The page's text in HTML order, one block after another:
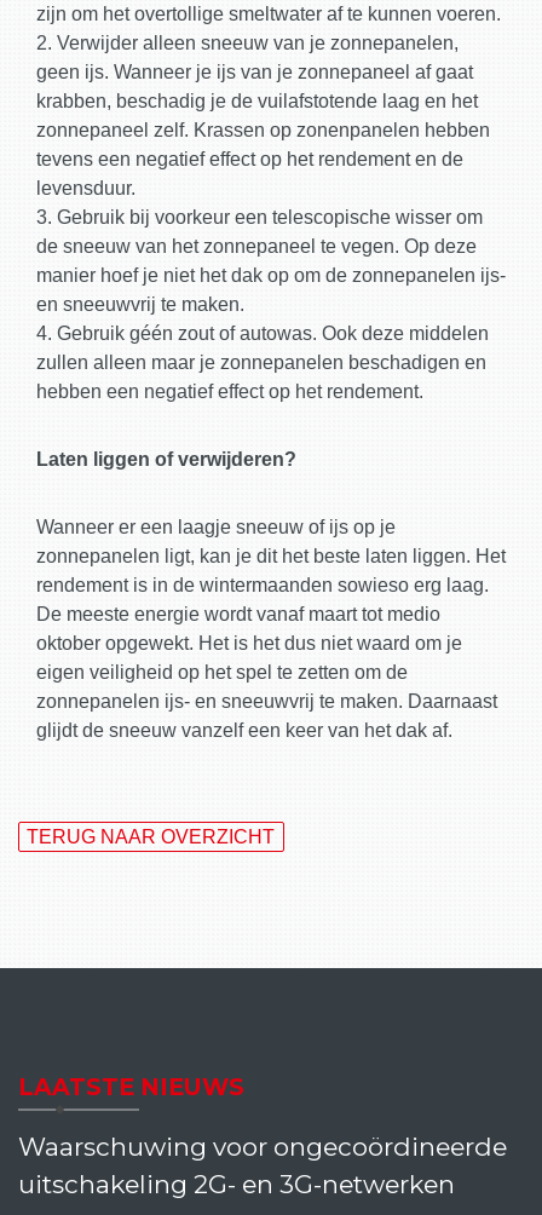
zijn om het overtollige smeltwater af te kunnen voeren.
2. Verwijder alleen sneeuw van je zonnepanelen,
geen ijs. Wanneer je ijs van je zonnepaneel af gaat
krabben, beschadig je de vuilafstotende laag en het
zonnepaneel zelf. Krassen op zonenpanelen hebben
tevens een negatief effect op het rendement en de
levensduur.
3. Gebruik bij voorkeur een telescopische wisser om
de sneeuw van het zonnepaneel te vegen. Op deze
manier hoef je niet het dak op om de zonnepanelen ijs-
en sneeuwvrij te maken.
4. Gebruik géén zout of autowas. Ook deze middelen
zullen alleen maar je zonnepanelen beschadigen en
hebben een negatief effect op het rendement.
Laten liggen of verwijderen?
Wanneer er een laagje sneeuw of ijs op je
zonnepanelen ligt, kan je dit het beste laten liggen. Het
rendement is in de wintermaanden sowieso erg laag.
De meeste energie wordt vanaf maart tot medio
oktober opgewekt. Het is het dus niet waard om je
eigen veiligheid op het spel te zetten om de
zonnepanelen ijs- en sneeuwvrij te maken. Daarnaast
glijdt de sneeuw vanzelf een keer van het dak af.
TERUG NAAR OVERZICHT
LAATSTE NIEUWS
Waarschuwing voor ongecoördineerde
uitschakeling 2G- en 3G-netwerken